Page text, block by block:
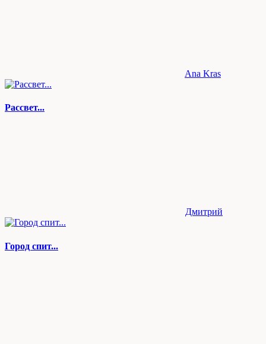
Ana Kras
Рассвет...
Дмитрий
Город спит...